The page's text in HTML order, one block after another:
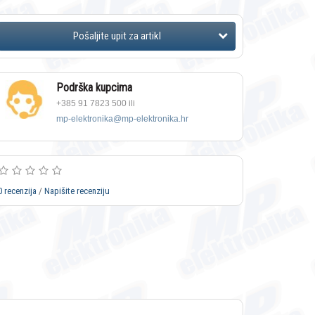
Podrška kupcima
+385 91 7823 500 ili
mp-elektronika@mp-elektronika.hr
recenzija / Napišite recenziju